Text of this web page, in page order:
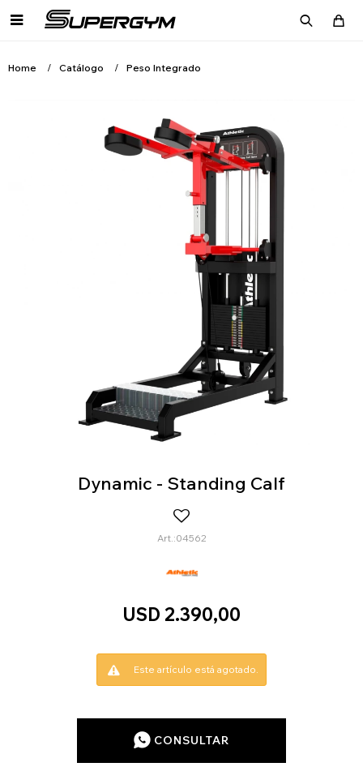

Home Catálogo Peso Integrado
Dynamic - Standing Calf
04562
USD 2.390,00
Este artículo está agotado.
CONSULTAR